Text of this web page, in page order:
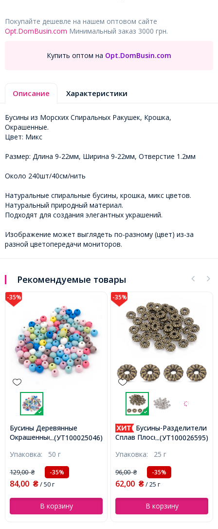
Покупайте дешевле на нашем оптовом сайте
Opt.DomBusin.com Минимальный заказ 3000 грн.
Купить оптом на Opt.DomBusin.com
Описание Характеристики
Бусины из Морских Спиральных Ракушек, Крошка,
Окрашенные.
Цвет: Микс
Размер: Длина 9-22мм, Ширина 9-22мм, Отверстие 1.2мм
Около 240шт/40см/нить
Натуральные спиральные бусины, крошка, микс цветов.
Натуральный природный материал.
Подходят для создания элегантных украшений.
Изображение может выглядеть по-разному (цвет) из-за
разной цветопередачи мониторов.
Рекомендуемые товары
-35%
...(УТ100025046)
Бусины Деревянные
Окрашенные Круглые,
2-2.5мм, около 155шт/50г,
(УТ100025046)
Упаковка: 50 г
129,00₴ -35%
84,00 ₴/ 50 г
В корзину
-35%
...(УТ100026595)
Бусины-Разделители
Сплав Плоские Круглые,
Отверстие 2мм, около
57шт/25г, (УТ100026595)
Упаковка: 25 г
96,00₴ -35%
62,00 ₴/ 25 г
В корзину